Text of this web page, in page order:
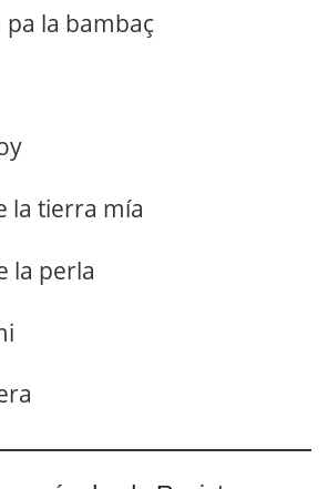
pa la bambaç
la tierra mía
la perla